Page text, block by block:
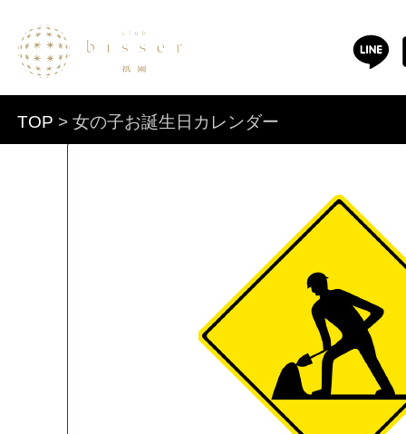
TOP > 女の子お誕生日カレンダー